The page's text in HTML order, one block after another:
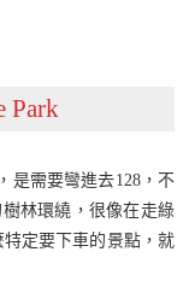
Park
是需要彎進去128，不
林環繞，很像在走綠
定要下車的景點，就